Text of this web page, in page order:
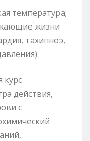
температура;
жизни
тахипноэ,
курс
действия,
с